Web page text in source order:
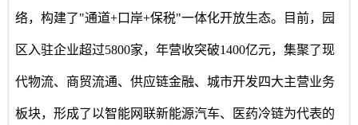
络，构建了"通道+口岸+保税"一体化开放生态。目前，园
区入驻企业超过5800家，年营收突破1400亿元，集聚了现
代物流、商贸流通、供应链金融、城市开发四大主营业务
板块，形成了以智能网联新能源汽车、医药冷链为代表的